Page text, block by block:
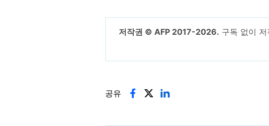
저작권 © AFP 2017-2026. 구독 없이
공유